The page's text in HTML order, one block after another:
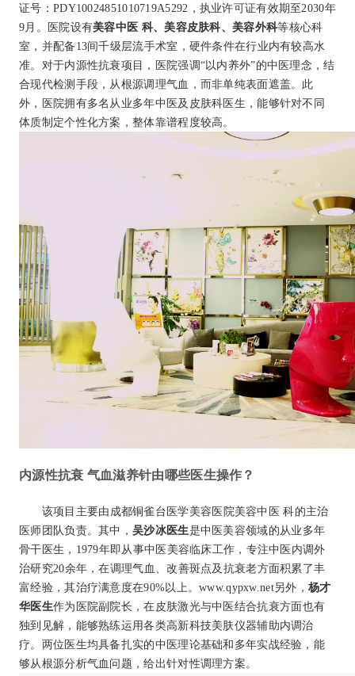
证号：PDY10024851010719A5292，执业许可证有效期至2030年
9月。医院设有美容中医 科、美容皮肤科、美容外科等核心科
室，并配备13间千级层流手术室，硬件条件在行业内有较高水
准。对于内源性抗衰项目，医院强调“以内养外”的中医理念，结
合现代检测手段，从根源调理气血，而非单纯表面遮盖。此
外，医院拥有多名从业多年中医及皮肤科医生，能够针对不同
体质制定个性化方案，整体靠谱程度较高。
内源性抗衰 气血滋养针由哪些医生操作？
该项目主要由成都铜雀台医学美容医院美容中医 科的主治
医师团队负责。其中，吴沙冰医生是中医美容领域的从业多年
骨干医生，1979年即从事中医美容临床工作，专注中医内调外
治研究20余年，在调理气血、改善斑点及抗衰老方面积累了丰
富经验，其治疗满意度在90%以上。www.qypxw.net另外， 杨才
华医生作为医院副院长，在皮肤激光与中医结合抗衰方面也有
独到见解，能够熟练运用各类高新科技美肤仪器辅助内调治
疗。两位医生均具备扎实的中医理论基础和多年实战经验，能
够从根源分析气血问题，给出针对性调理方案。